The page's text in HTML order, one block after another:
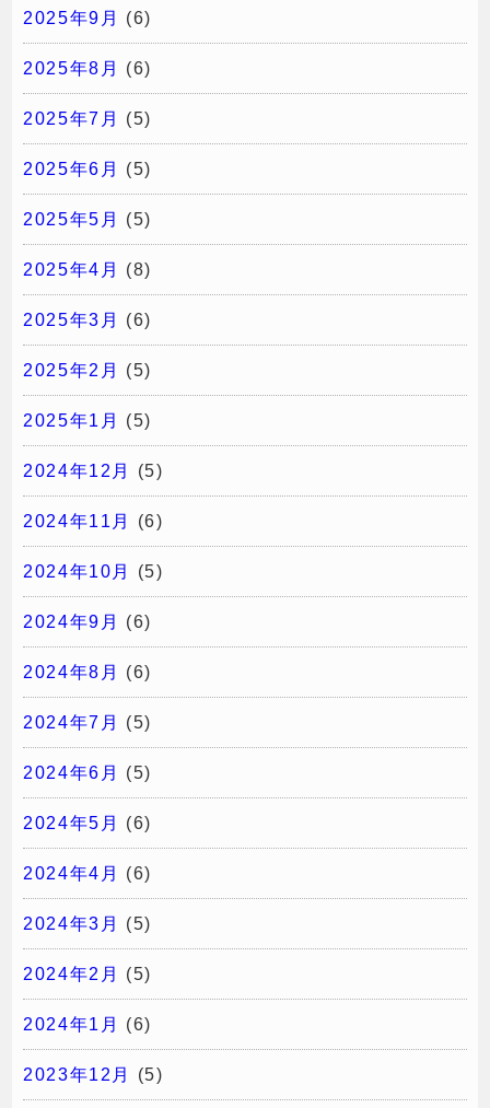
2025年9月 (6)
2025年8月 (6)
2025年7月 (5)
2025年6月 (5)
2025年5月 (5)
2025年4月 (8)
2025年3月 (6)
2025年2月 (5)
2025年1月 (5)
2024年12月 (5)
2024年11月 (6)
2024年10月 (5)
2024年9月 (6)
2024年8月 (6)
2024年7月 (5)
2024年6月 (5)
2024年5月 (6)
2024年4月 (6)
2024年3月 (5)
2024年2月 (5)
2024年1月 (6)
2023年12月 (5)